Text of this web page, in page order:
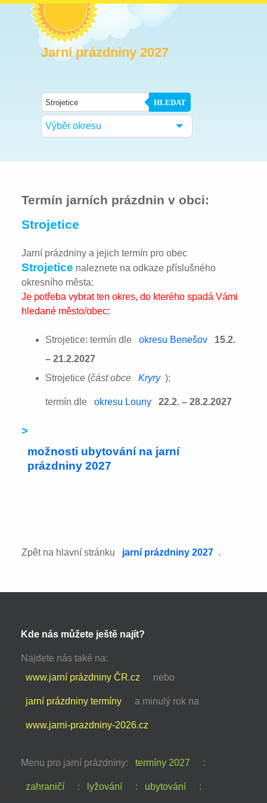
Jarní prázdniny 2027
HLEDAT
Výběr okresu
Termín jarních prázdnin v obci:
Strojetice
Jarní prázdniny a jejich termín pro obec
Strojetice naleznete na odkaze příslušného
okresního města:
Je potřeba vybrat ten okres, do kterého spadá Vámi
hledané město/obec:
Strojetice: termín dle okresu Benešov
15.2.
– 21.2.2027
Strojetice (část obce Kryry ):
termín dle okresu Louny 22.2. – 28.2.2027
>
možnosti ubytování na jarní
prázdniny 2027
Zpět na hlavní stránku jarní prázdniny 2027 .
Kde nás můžete ještě najít?
Najdete nás také na:
www.jarní prázdniny ČR.cz
nebo
jarní prázdniny termíny a minulý rok na
www.jarni-prazdniny-2026.cz
Menu pro jarní prázdniny: termíny 2027 :
zahraničí : lyžování : ubytování :